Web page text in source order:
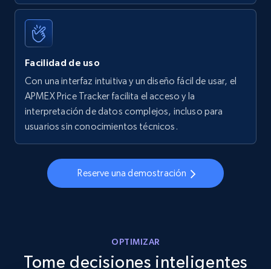
URL, Final price, Sku, Currency, Gtin,
Specifications, Image urls, Top reviews, and
more.
Walmart - products - Collects products by
specific keywords
URL, Final price, Sku, Currency, Gtin,
Specifications, Image urls, Top reviews, and
Facilidad de uso
Con una interfaz intuitiva y un diseño fácil de usar, el
APMEX Price Tracker facilita el acceso y la
interpretación de datos complejos, incluso para
usuarios sin conocimientos técnicos.
Reserve una demostración
OPTIMIZAR
Tome decisiones inteligentes